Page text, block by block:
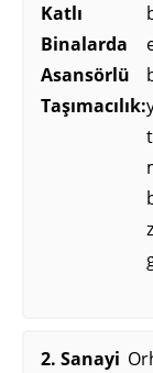
Katlı
Binalarda
Asansörlü
Taşımacılık:
2. Sanayi